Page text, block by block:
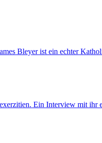
Bleyer ist ein echter
Ein Interview mit ihr